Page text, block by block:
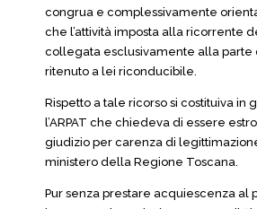
congrua e complessivamente
che l’attività imposta alla ricorrente
collegata esclusivamente alla parte
ritenuto a lei riconducibile.
Rispetto a tale ricorso si costituiva in
l’ARPAT che chiedeva di essere
giudizio per carenza di
ministero della Regione Toscana.
Pur senza prestare acquiescenza al